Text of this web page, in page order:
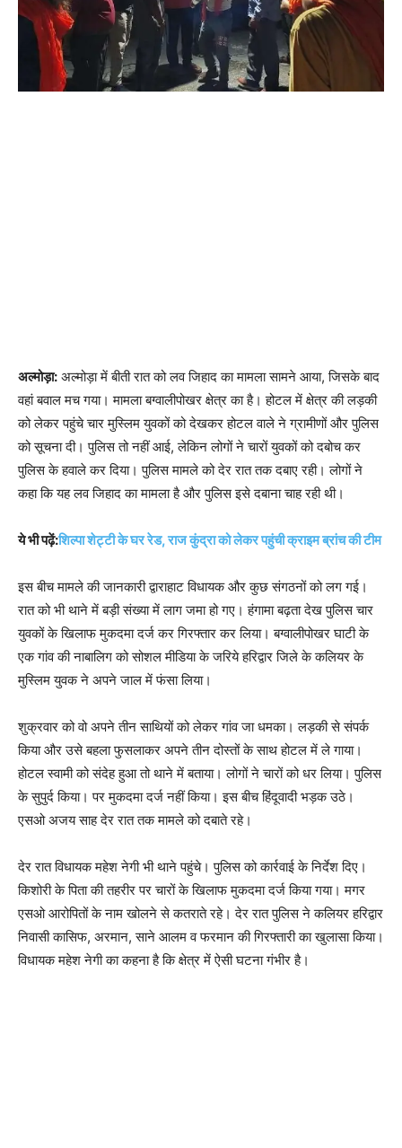
अल्मोड़ा: अल्मोड़ा में बीती रात को लव जिहाद का मामला सामने आया, जिसके बाद
वहां बवाल मच गया। मामला बग्वालीपोखर क्षेत्र का है। होटल में क्षेत्र की लड़की
को लेकर पहुंचे चार मुस्लिम युवकों को देखकर होटल वाले ने ग्रामीणों और पुलिस
को सूचना दी। पुलिस तो नहीं आई, लेकिन लोगों ने चारों युवकों को दबोच कर
पुलिस के हवाले कर दिया। पुलिस मामले को देर रात तक दबाए रही। लोगों ने
कहा कि यह लव जिहाद का मामला है और पुलिस इसे दबाना चाह रही थी।
ये भी पढ़ें:शिल्पा शेट्टी के घर रेड, राज कुंद्रा को लेकर पहुंची क्राइम ब्रांच की टीम
इस बीच मामले की जानकारी द्वाराहाट विधायक और कुछ संगठनों को लग गई।
रात को भी थाने में बड़ी संख्या में लाग जमा हो गए। हंगामा बढ़ता देख पुलिस चार
युवकों के खिलाफ मुकदमा दर्ज कर गिरफ्तार कर लिया। बग्वालीपोखर घाटी के
एक गांव की नाबालिग को सोशल मीडिया के जरिये हरिद्वार जिले के कलियर के
मुस्लिम युवक ने अपने जाल में फंसा लिया।
शुक्रवार को वो अपने तीन साथियों को लेकर गांव जा धमका। लड़की से संपर्क
किया और उसे बहला फुसलाकर अपने तीन दोस्तों के साथ होटल में ले गाया।
होटल स्वामी को संदेह हुआ तो थाने में बताया। लोगों ने चारों को धर लिया। पुलिस
के सुपुर्द किया। पर मुकदमा दर्ज नहीं किया। इस बीच हिंदूवादी भड़क उठे।
एसओ अजय साह देर रात तक मामले को दबाते रहे।
देर रात विधायक महेश नेगी भी थाने पहुंचे। पुलिस को कार्रवाई के निर्देश दिए।
किशोरी के पिता की तहरीर पर चारों के खिलाफ मुकदमा दर्ज किया गया। मगर
एसओ आरोपितों के नाम खोलने से कतराते रहे। देर रात पुलिस ने कलियर हरिद्वार
निवासी कासिफ, अरमान, साने आलम व फरमान की गिरफ्तारी का खुलासा किया।
विधायक महेश नेगी का कहना है कि क्षेत्र में ऐसी घटना गंभीर है।